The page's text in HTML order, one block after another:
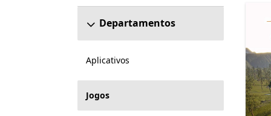
Departamentos
Aplicativos
Jogos